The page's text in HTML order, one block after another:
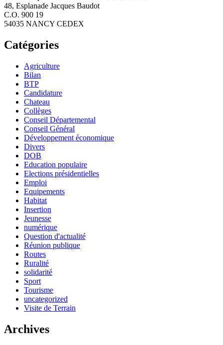
48, Esplanade Jacques Baudot
C.O. 900 19
54035 NANCY CEDEX
Catégories
Agriculture
Bilan
BTP
Candidature
Chateau
Collèges
Conseil Départemental
Conseil Général
Développement économique
Divers
DOB
Education populaire
Elections présidentielles
Emploi
Equipements
Habitat
Insertion
Jeunesse
numérique
Question d'actualité
Réunion publique
Routes
Ruralité
solidarité
Sport
Tourisme
uncategorized
Visite de Terrain
Archives